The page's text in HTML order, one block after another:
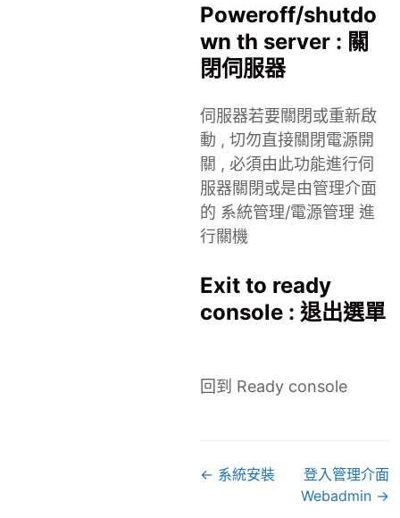
Poweroff/shutdo
wn th server : 關
閉伺服器
伺服器若要關閉或重新啟
動 , 切勿直接關閉電源開
關 , 必須由此功能進行伺
服器關閉或是由管理介面
的 系統管理/電源管理 進
行關機
Exit to ready
console : 退出選單
回到 Ready console
D
← 系統安裝
登入管理介面
Webadmin →